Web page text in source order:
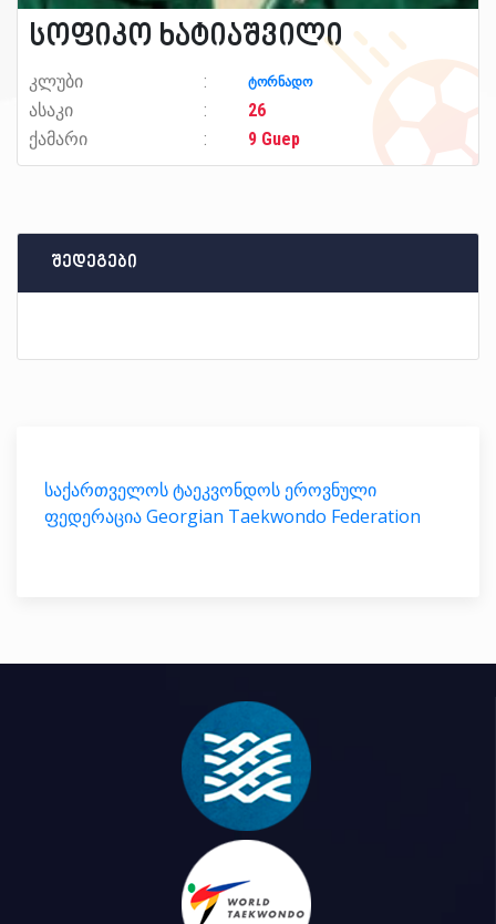
სოფიკო ხატიაშვილი
კლუბი ტორნადო
ასაკი
26
ქამარი
9 Guep
შედეგები
საქართველოს ტაეკვონდოს ეროვნული
ფედერაცია Georgian Taekwondo Federation